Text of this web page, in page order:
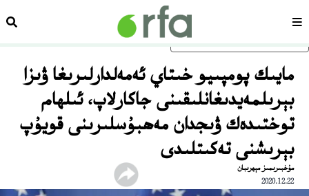
ئاساسلىق مەزمۇنغا ئاتلاڭسەھىپە
مايىك پومپىيو خىتاي ئەمەلدارلىرىغا ۋىزا
بېرىلمەيدىغانلىقىنى جاكارلاپ، ئىلھام
توختىدەك ۋىجدان مەھبۇسلىرىنى قويۇپ
بېرىشنى تەكىتلىدى
مۇخبىرىمىز مېھرىبان
2020.12.22